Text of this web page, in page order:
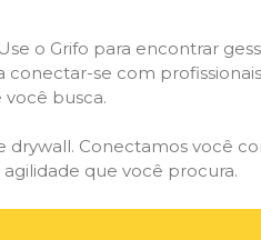
o Grifo para encontrar
conectar-se com profissionais
você busca.
drywall. Conectamos você
que você procura.